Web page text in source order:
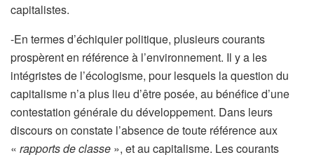
capitalistes.
-En termes d’échiquier politique, plusieurs courants
prospèrent en référence à l’environnement. Il y a les
intégristes de l’écologisme, pour lesquels la question du
capitalisme n’a plus lieu d’être posée, au bénéfice d’une
contestation générale du développement. Dans leurs
discours on constate l’absence de toute référence aux
« rapports de classe », et au capitalisme. Les courants